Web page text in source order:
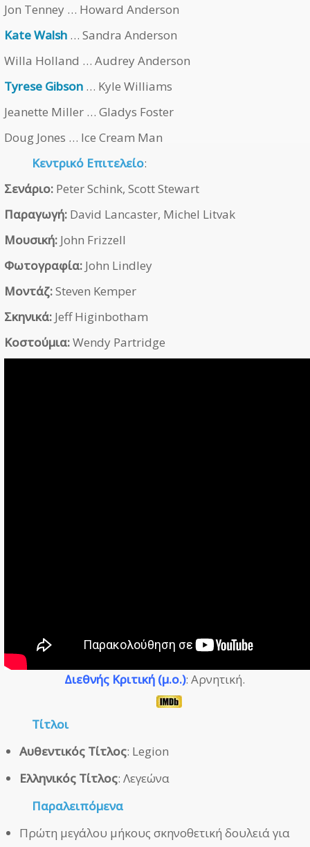
Jon Tenney … Howard Anderson
Kate Walsh … Sandra Anderson
Willa Holland … Audrey Anderson
Tyrese Gibson … Kyle Williams
Jeanette Miller … Gladys Foster
Doug Jones … Ice Cream Man
Κεντρικό Επιτελείο:
Σενάριο: Peter Schink, Scott Stewart
Παραγωγή: David Lancaster, Michel Litvak
Μουσική: John Frizzell
Φωτογραφία: John Lindley
Μοντάζ:Steven Kemper
Σκηνικά: Jeff Higinbotham
Κοστούμια:Wendy Partridge
Διεθνής Κριτική (μ.ο.): Αρνητική.
Τίτλοι
Αυθεντικός Τίτλος: Legion
Ελληνικός Τίτλος: Λεγεώνα
Παραλειπόμενα
Πρώτη μεγάλου μήκους σκηνοθετική δουλειά για